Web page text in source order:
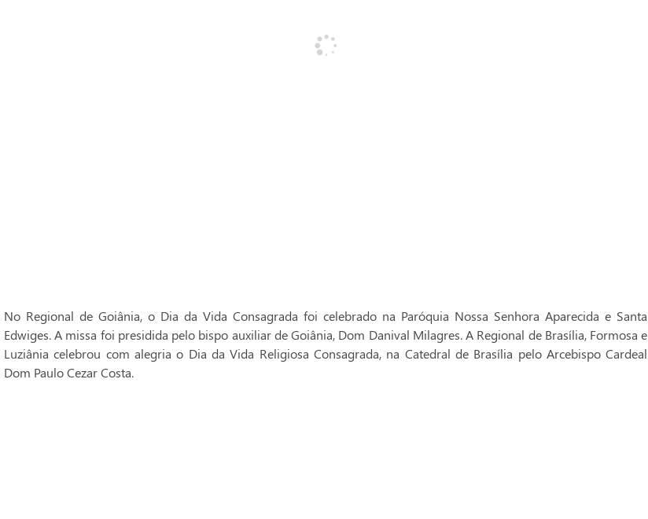
No Regional de Goiânia, o Dia da Vida Consagrada foi celebrado na Paróquia Nossa Senhora Aparecida e Santa
Edwiges. A missa foi presidida pelo bispo auxiliar de Goiânia, Dom Danival Milagres. A Regional de Brasília, Formosa e
Luziânia celebrou com alegria o Dia da Vida Religiosa Consagrada, na Catedral de Brasília pelo Arcebispo Cardeal
Dom Paulo Cezar Costa.